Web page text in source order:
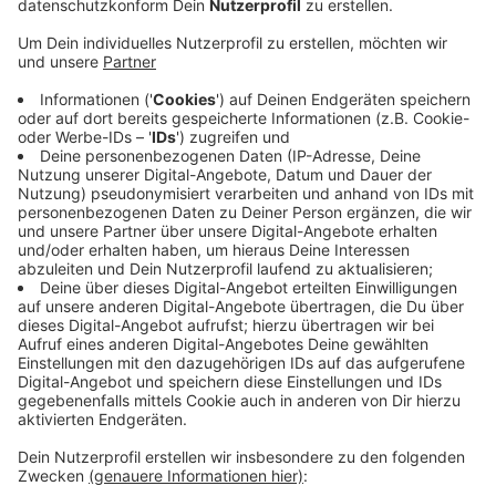
Anzeige
Auf dem Wittener Rathausplatz versammelten sich
mehr als 300 Wittener und Wittenerinnen. In Herdecke
demonstrierten rund 250 Menschen friedlich. Unter
anderem gab es eine Schweigeminute für die ersten
Opfer des Kriegs. In Hattingen waren es sogar 500
Teilnehmer und Teilnehmerinnen, die zusammen für
den Frieden und als Zeichen der Solidarität zusammen
kamen. Der Wittener Bürgermeister Lars König
bedankte sich bei allen, die dem Aufruf zur
Mahnwache gefolgt waren. Er sagte, Witten habe
damit ein Friedenssignal gesendet.